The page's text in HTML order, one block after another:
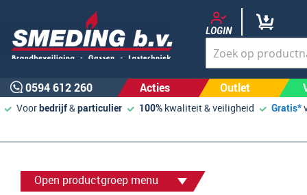
LOGIN
0594 612 260 Acties Outlet
Voorbedrijf&particulier 100% kwaliteit & veiligheid Gratis*
Open productgroep menu